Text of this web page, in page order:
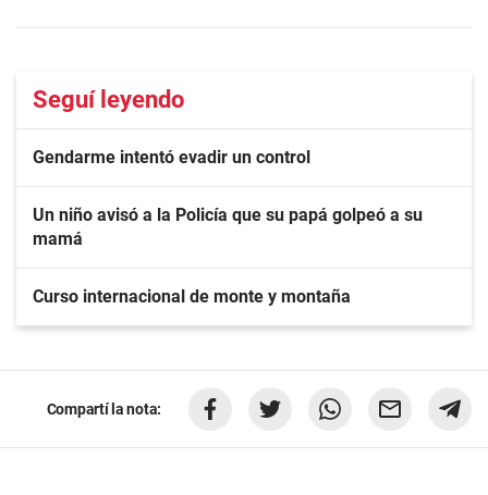
Seguí leyendo
Gendarme intentó evadir un control
Un niño avisó a la Policía que su papá golpeó a su
mamá
Curso internacional de monte y montaña
Compartí la nota: